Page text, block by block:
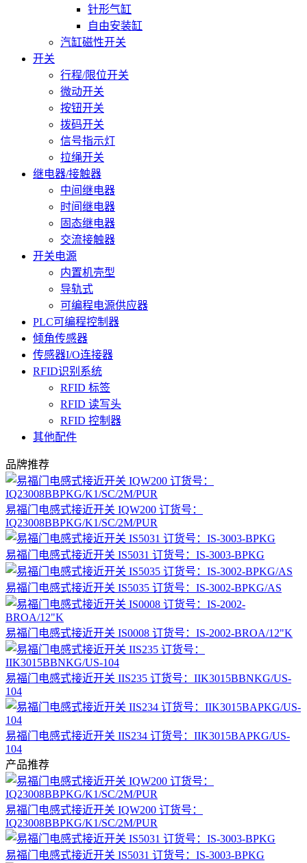
针形气缸
自由安装缸
汽缸磁性开关
开关
行程/限位开关
微动开关
按钮开关
拨码开关
信号指示灯
拉绳开关
继电器/接触器
中间继电器
时间继电器
固态继电器
交流接触器
开关电源
内置机壳型
导轨式
可编程电源供应器
PLC可编程控制器
倾角传感器
传感器I/O连接器
RFID识别系统
RFID 标签
RFID 读写头
RFID 控制器
其他配件
品牌推荐
易福门电感式接近开关 IQW200 订货号：
IQ23008BBPKG/K1/SC/2M/PUR
易福门电感式接近开关 IS5031 订货号：IS-3003-BPKG
易福门电感式接近开关 IS5035 订货号：IS-3002-BPKG/AS
易福门电感式接近开关 IS0008 订货号：IS-2002-BROA/12"K
易福门电感式接近开关 IIS235 订货号：IIK3015BBNKG/US-
104
易福门电感式接近开关 IIS234 订货号：IIK3015BAPKG/US-
104
产品推荐
易福门电感式接近开关 IQW200 订货号：
IQ23008BBPKG/K1/SC/2M/PUR
易福门电感式接近开关 IS5031 订货号：IS-3003-BPKG